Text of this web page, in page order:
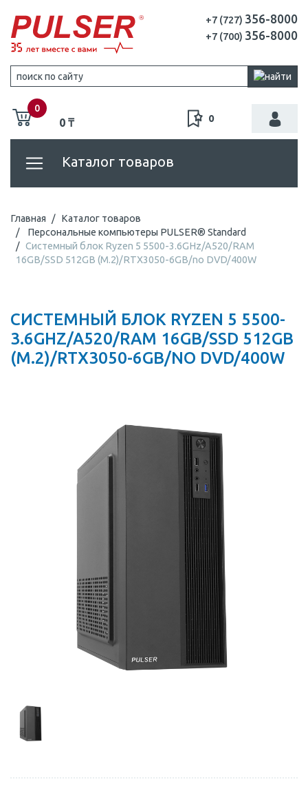
+7 (727) 356-8000
+7 (700) 356-8000
0
0 ₸ 0
Каталог товаров
Главная
Каталог товаров
Персональные компьютеры PULSER® Standard
Системный блок Ryzen 5 5500-3.6GHz/A520/RAM
16GB/SSD 512GB (M.2)/RTX3050-6GB/no DVD/400W
СИСТЕМНЫЙ БЛОК RYZEN 5 5500-
3.6GHZ/A520/RAM 16GB/SSD 512GB
(M.2)/RTX3050-6GB/NO DVD/400W